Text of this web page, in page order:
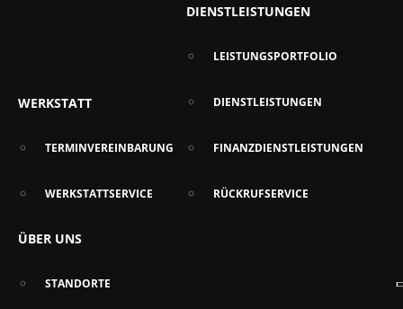
WERKSTATT
TERMINVEREINBARUNG
WERKSTATTSERVICE
DIENSTLEISTUNGEN
LEISTUNGSPORTFOLIO
DIENSTLEISTUNGEN
FINANZDIENSTLEISTUNGEN
RÜCKRUFSERVICE
ÜBER UNS
STANDORTE